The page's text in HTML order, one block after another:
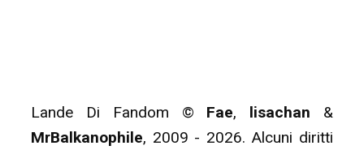
Lande Di Fandom © Fae, lisachan &
MrBalkanophile, 2009 - 2026. Alcuni diritti